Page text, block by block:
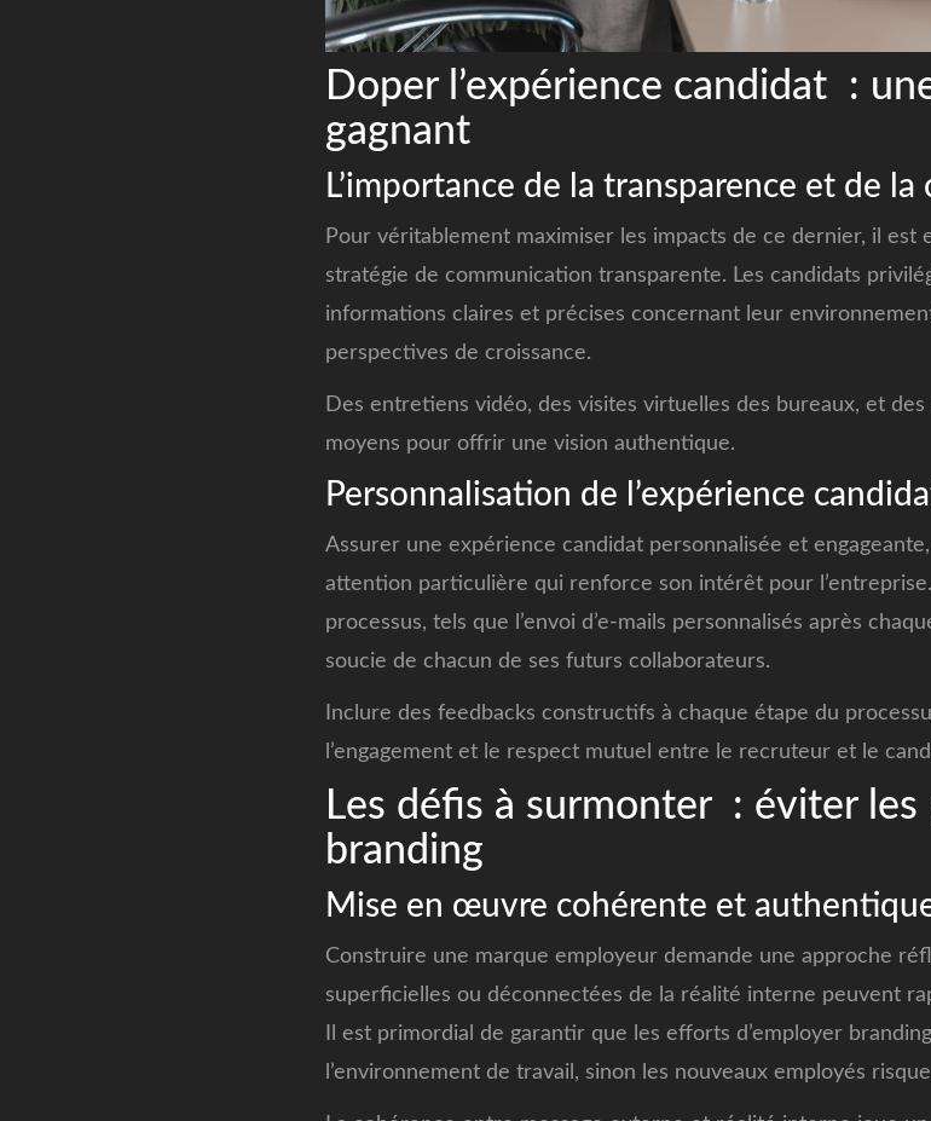
Doper l’expérience candidat :
gagnant
L’importance de la transparence et de
Pour véritablement maximiser les impacts de ce dernier, il est
stratégie de communication transparente. Les candidats
informations claires et précises concernant leur
perspectives de croissance.
Des entretiens vidéo, des visites virtuelles des bureaux, et
moyens pour offrir une vision authentique.
Personnalisation de l’expérience
Assurer une expérience candidat personnalisée et
attention particulière qui renforce son intérêt pour
processus, tels que l’envoi d’e-mails personnalisés après
soucie de chacun de ses futurs collaborateurs.
Inclure des feedbacks constructifs à chaque étape du
l’engagement et le respect mutuel entre le recruteur et le
Les défis à surmonter : éviter les
branding
Mise en œuvre cohérente et
Construire une marque employeur demande une approche
superficielles ou déconnectées de la réalité interne peuvent
Il est primordial de garantir que les efforts d’employer
l’environnement de travail, sinon les nouveaux employés